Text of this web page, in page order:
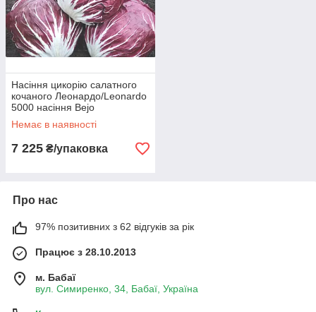
Насіння цикорію салатного
кочаного Леонардо/Leonardo
5000 насіння Bejo
Немає в наявності
7 225 ₴/упаковка
Про нас
97% позитивних з 62 відгуків за рік
Працює з 28.10.2013
м. Бабаї
вул. Симиренко, 34, Бабаї, Україна